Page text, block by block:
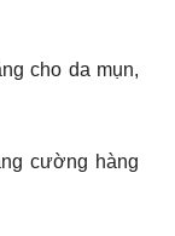
cho da mụn,
cường hàng